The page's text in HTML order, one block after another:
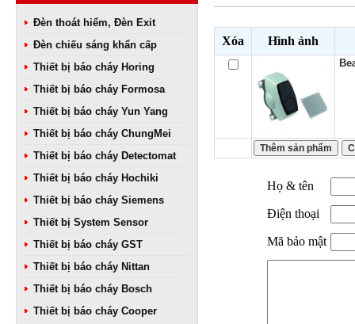
Đèn thoát hiểm, Đèn Exit
Đèn chiếu sáng khẩn cấp
Thiết bị báo cháy Horing
Thiết bị báo cháy Formosa
Thiết bị báo cháy Yun Yang
Thiết bị báo cháy ChungMei
Thiết bị báo cháy Detectomat
Thiết bị báo cháy Hochiki
Thiết bị báo cháy Siemens
Thiết bị System Sensor
Thiết bị báo cháy GST
Thiết bị báo cháy Nittan
Thiết bị báo cháy Bosch
Thiết bị báo cháy Cooper
Xóa Hình ảnh
Họ & tên
Điện thoại
Mã bảo mật